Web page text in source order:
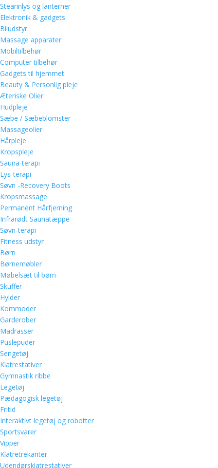
Stearinlys og lanterner
Elektronik & gadgets
Biludstyr
Massage apparater
Mobiltilbehør
Computer tilbehør
Gadgets til hjemmet
Beauty & Personlig pleje
Æteriske Olier
Hudpleje
Sæbe / Sæbeblomster
Massageolier
Hårpleje
Kropspleje
Sauna-terapi
Lys-terapi
Søvn -Recovery Boots
Kropsmassage
Permanent Hårfjerning
Infrarødt Saunatæppe
Søvn-terapi
Fitness udstyr
Børn
Børnemøbler
Møbelsæt til børn
Skuffer
Hylder
Kommoder
Garderober
Madrasser
Puslepuder
Sengetøj
Klatrestativer
Gymnastik ribbe
Legetøj
Pædagogisk legetøj
Fritid
Interaktivt legetøj og robotter
Sportsvarer
Vipper
Klatretrekanter
Udendørsklatrestativer